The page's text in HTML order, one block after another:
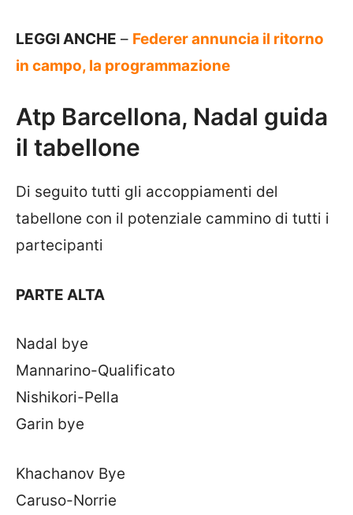
LEGGI ANCHE – Federer annuncia il ritorno
in campo, la programmazione
Atp Barcellona, Nadal guida
il tabellone
Di seguito tutti gli accoppiamenti del
tabellone con il potenziale cammino di tutti i
partecipanti
PARTE ALTA
Nadal bye
Mannarino-Qualificato
Nishikori-Pella
Garin bye
Khachanov Bye
Caruso-Norrie